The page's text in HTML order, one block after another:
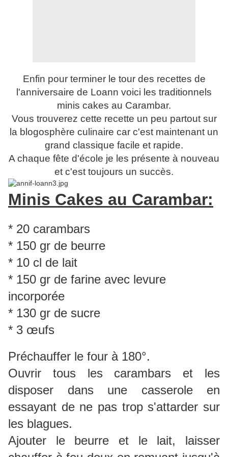
Enfin pour terminer le tour des recettes de
l'anniversaire de Loann voici les traditionnels
minis cakes au Carambar.
Vous trouverez cette recette un peu partout sur
la blogosphère culinaire car c'est maintenant un
grand classique facile et rapide.
A chaque fête d'école je les présente à nouveau
et c'est toujours un succès.
Minis Cakes au Carambar:
* 20 carambars
* 150 gr de beurre
* 10 cl de lait
* 150 gr de farine avec levure
incorporée
* 130 gr de sucre
* 3 œufs
Préchauffer le four à 180°.
Ouvrir tous les carambars et les
disposer dans une casserole en
essayant de ne pas trop s'attarder sur
les blagues.
Ajouter le beurre et le lait, laisser